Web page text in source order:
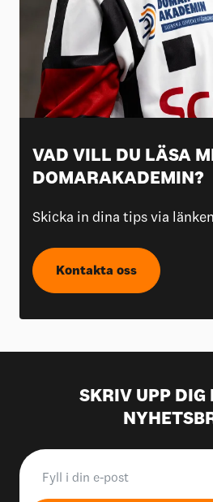
VAD VILL DU LÄSA
DOMARAKADEMIN?
Skicka in dina tips via
Kontakta oss
SKRIV UPP DIG